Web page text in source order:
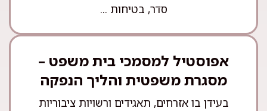
סדר, בטיחות ...
אפוסטיל למסמכי בית משפט –
מסגרת משפטית והליך הנפקה
בעידן בו אזרחים, תאגידים ורשויות ציבוריות